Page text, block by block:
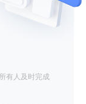
有人及时完成